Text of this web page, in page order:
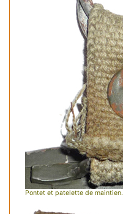
Pontet et patelette de maintien.